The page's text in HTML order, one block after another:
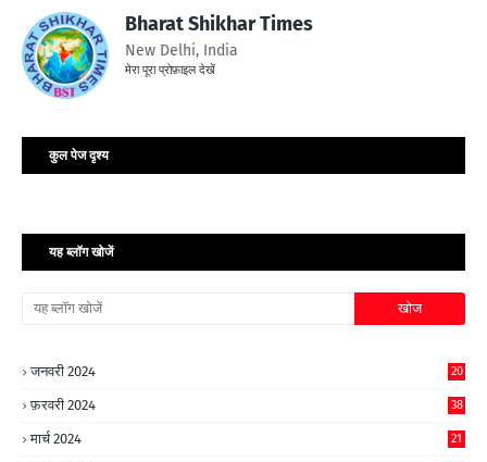
Bharat Shikhar Times
New Delhi, India
मेरा पूरा प्रोफ़ाइल देखें
कुल पेज दृश्य
यह ब्लॉग खोजें
जनवरी 2024 20
फ़रवरी 2024 38
मार्च 2024 21